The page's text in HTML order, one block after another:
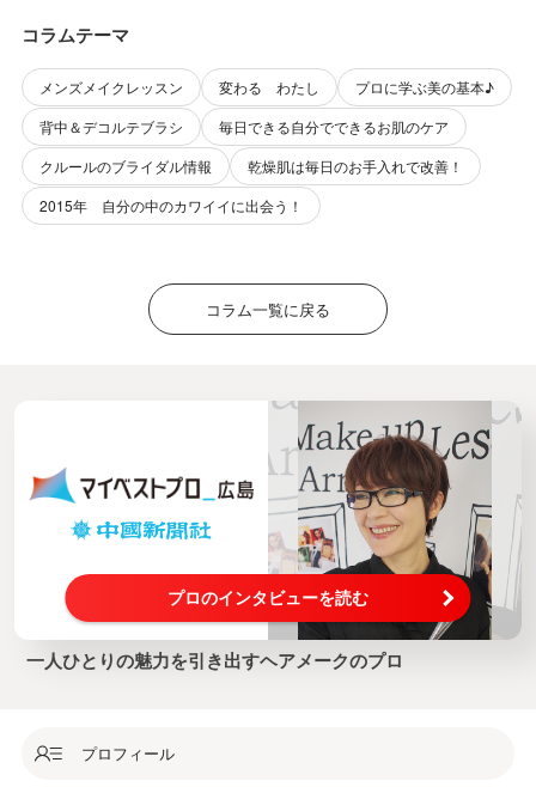
コラムテーマ
メンズメイクレッスン 変わる わたし
プロに学ぶ美の基本♪
背中＆デコルテブラシ
毎日できる自分でできるお肌のケア
クルールのブライダル情報
乾燥肌は毎日のお手入れで改善！
2015年 自分の中のカワイイに出会う！
コラム一覧に戻る
プロのインタビューを読む
一人ひとりの魅力を引き出すヘアメークのプロ
プロフィール